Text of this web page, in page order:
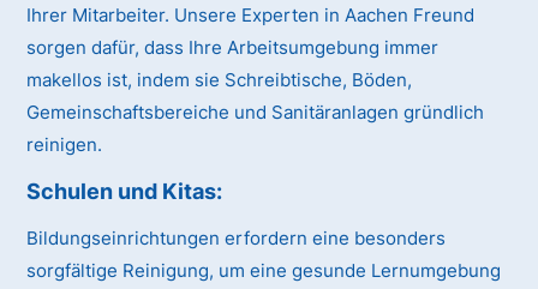
Ihrer Mitarbeiter. Unsere Experten in Aachen Freund
sorgen dafür, dass Ihre Arbeitsumgebung immer
makellos ist, indem sie Schreibtische, Böden,
Gemeinschaftsbereiche und Sanitäranlagen gründlich
reinigen.
Schulen und Kitas:
Bildungseinrichtungen erfordern eine besonders
sorgfältige Reinigung, um eine gesunde Lernumgebung